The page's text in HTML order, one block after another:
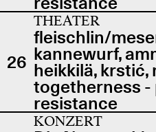
26
THEATER
fleischlin/
kannewurf,
heikkilä, krstić,
togetherness -
resistance
KONZERT